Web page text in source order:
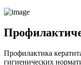
Профилактика
гигиенических